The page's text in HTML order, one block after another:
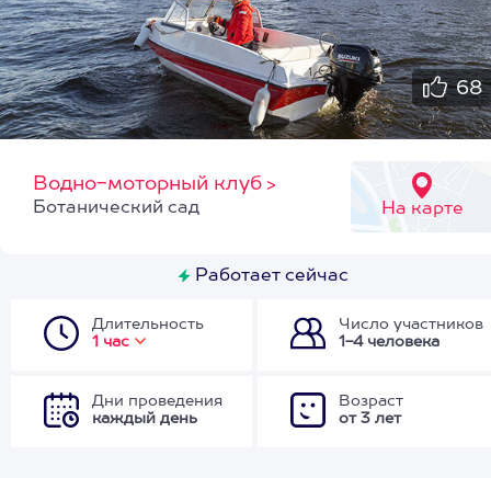
68
Водно-моторный клуб >
На карте
Ботанический сад
Работает сейчас
Длительность
1 час
Число участников
1-4 человека
Дни проведения
каждый день
Возраст
от 3 лет